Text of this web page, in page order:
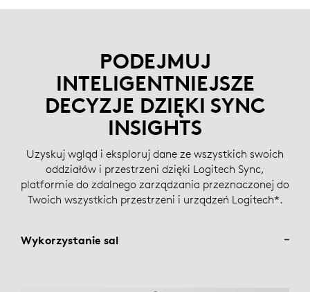
PODEJMUJ
INTELIGENTNIEJSZE
DECYZJE DZIĘKI SYNC
INSIGHTS
Uzyskuj wgląd i eksploruj dane ze wszystkich swoich
oddziałów i przestrzeni dzięki Logitech Sync,
platformie do zdalnego zarządzania przeznaczonej do
Twoich wszystkich przestrzeni i urządzeń Logitech*.
Wykorzystanie sal